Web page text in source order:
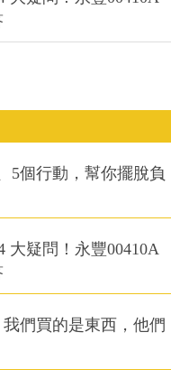
5個行動，幫你擺脫負
大疑問！永豐00410A
們買的是東西，他們